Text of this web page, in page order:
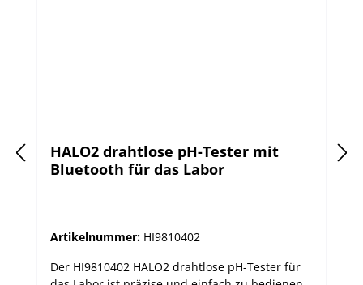
HALO2 drahtlose pH-Tester mit
Bluetooth für das Labor
Artikelnummer: HI9810402
Der HI9810402 HALO2 drahtlose pH-Tester für